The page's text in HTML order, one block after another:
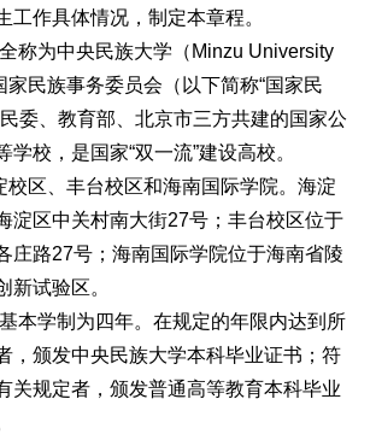
工作具体情况，制定本章程。
为中央民族大学（Minzu University
民族事务委员会（以下简称“国家民
委、教育部、北京市三方共建的国家公
学校，是国家“双一流”建设高校。
区、丰台校区和海南国际学院。海淀
淀区中关村南大街27号；丰台校区位于
庄路27号；海南国际学院位于海南省陵
新试验区。
学制为四年。在规定的年限内达到所
，颁发中央民族大学本科毕业证书；符
关规定者，颁发普通高等教育本科毕业